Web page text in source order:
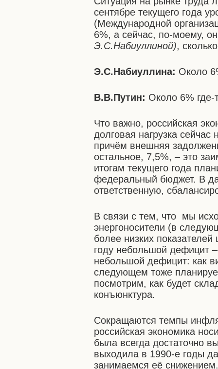
сентябре текущего года
(Международной
6%, а сейчас, по-моему,
Э.С.Набиуллиной),
Э.С.Набиуллина: Около
В.В.Путин: Около 6%
Что важно, российская
долговая нагрузка
причём внешняя
остальное, 7,5%, – это
итогам текущего года
федеральный бюджет. В
ответственную,
В связи с тем, что мы
энергоносители (в
более низких
году небольшой дефицит
небольшой дефицит: как
следующем тоже
посмотрим, как будет
конъюнктура.
Сокращаются темпы
российская экономика
была всегда достаточно
выходила в 1990-е годы
занимаемся её